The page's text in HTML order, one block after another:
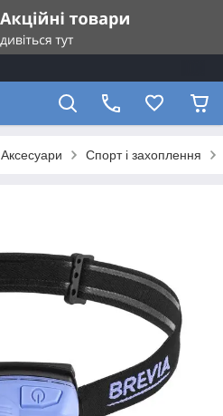
Аксесуари Спорт і захоплення